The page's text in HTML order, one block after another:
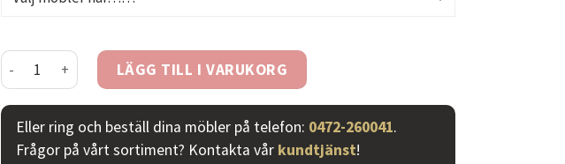
Horizont hörnsoffa - läder 8018sa vit mängd
LÄGG TILL I VARUKORG
Eller ring och beställ dina möbler på telefon: 0472-260041.
Frågor på vårt sortiment? Kontakta vår kundtjänst!